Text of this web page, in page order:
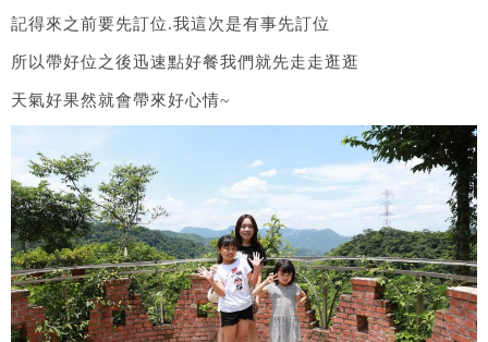
記得來之前要先訂位.我這次是有事先訂位
所以帶好位之後迅速點好餐我們就先走走逛逛
天氣好果然就會帶來好心情~